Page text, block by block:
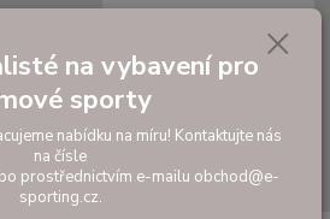
Hledat
0,00 Kč
na vybavení pro
sporty
nabídku na míru! Kontaktujte nás
na čísle
prostřednictvím e-mailu obchod@e-
sporting.cz.